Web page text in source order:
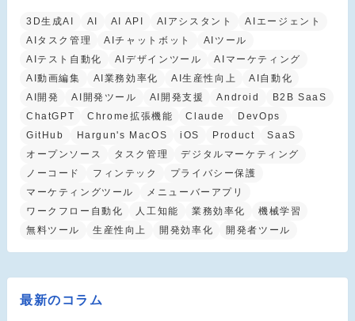
3D生成AI AI AI API AIアシスタント
AIエージェント
AIタスク管理
AIチャットボット
AIツール
AIテスト自動化
AIデザインツール
AIマーケティング
AI動画編集
AI業務効率化 AI生産性向上
AI自動化
AI開発
AI開発ツール AI開発支援 Android
B2B SaaS
ChatGPT
Chrome拡張機能 Claude
DevOps
GitHub
Hargun's MacOS iOS Product
SaaS
オープンソース
タスク管理
デジタルマーケティング
ノーコード
フィンテック
プライバシー保護
マーケティングツール
メニューバーアプリ
ワークフロー自動化
人工知能 業務効率化
機械学習
無料ツール
生産性向上 開発効率化 開発者ツール
最新のコラム